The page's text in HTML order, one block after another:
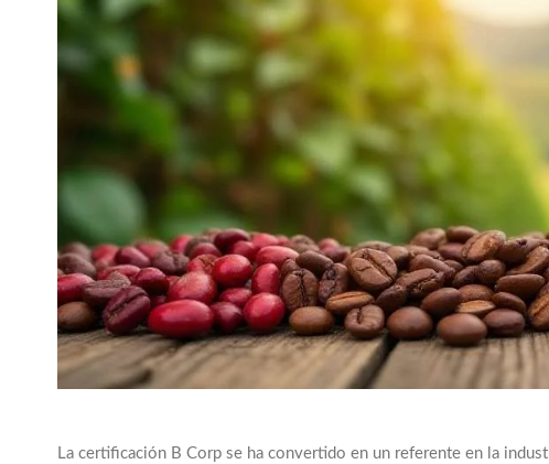
La certificación B Corp se ha convertido en un referente en la